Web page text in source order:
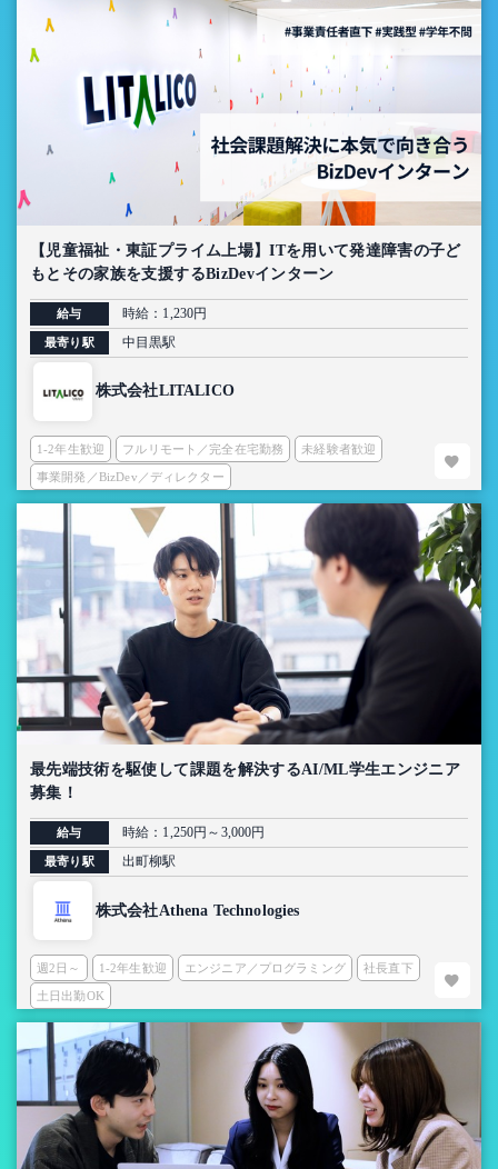
【児童福祉・東証プライム上場】ITを用いて発達障害の子ど
もとその家族を支援するBizDevインターン
給与 時給：1,230円
最寄り駅 中目黒駅
株式会社LITALICO
1-2年生歓迎 フルリモート／完全在宅勤務 未経験者歓迎
事業開発／BizDev／ディレクター
最先端技術を駆使して課題を解決するAI/ML学生エンジニア
募集！
給与 時給：1,250円～3,000円
最寄り駅 出町柳駅
株式会社Athena Technologies
週2日～ 1-2年生歓迎 エンジニア／プログラミング 社長直下
土日出勤OK